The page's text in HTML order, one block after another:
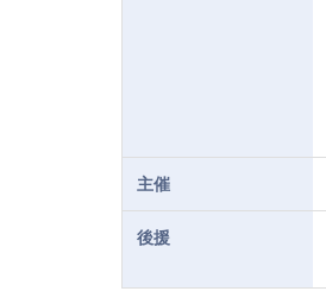
主催
後援